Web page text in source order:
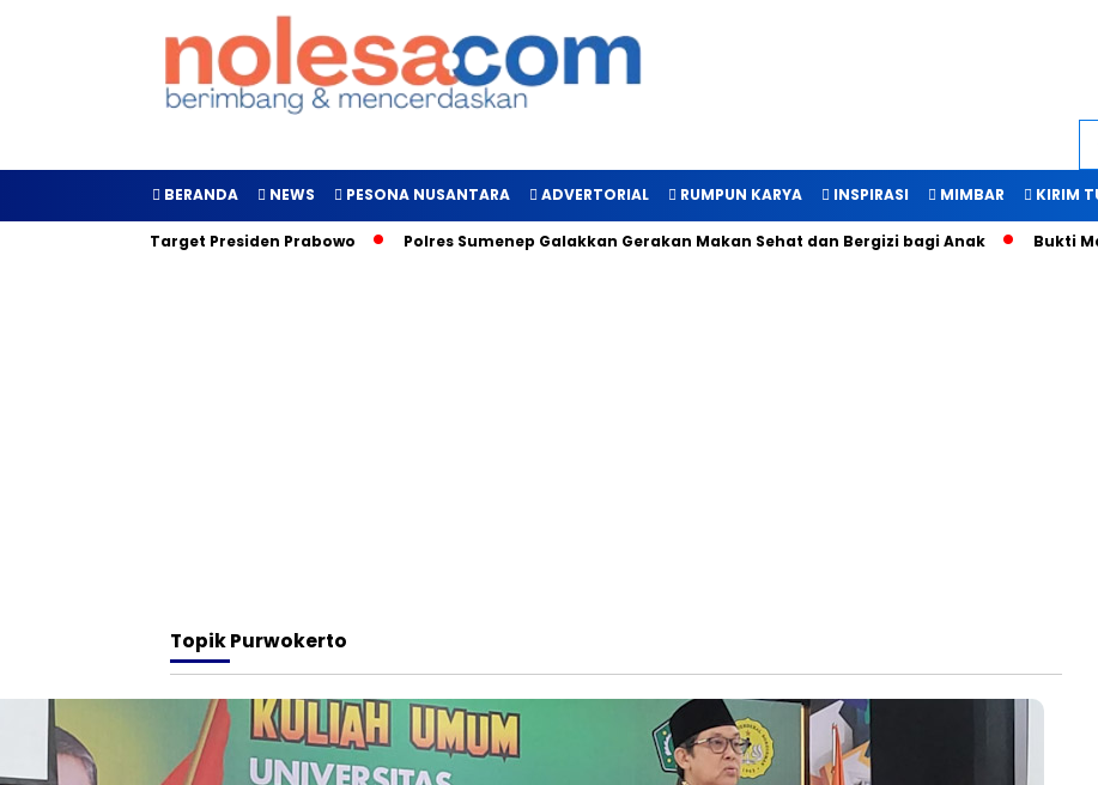
BERANDA NEWS PESONA NUSANTARA ADVERTORIAL RUMPUN KARYA INSPIRASI MIMBAR KIRIM
Inilah Target Presiden Prabowo Polres Sumenep Galakkan Gerakan Makan Sehat dan Bergizi bagi Anak Bukti
TopikPurwokerto